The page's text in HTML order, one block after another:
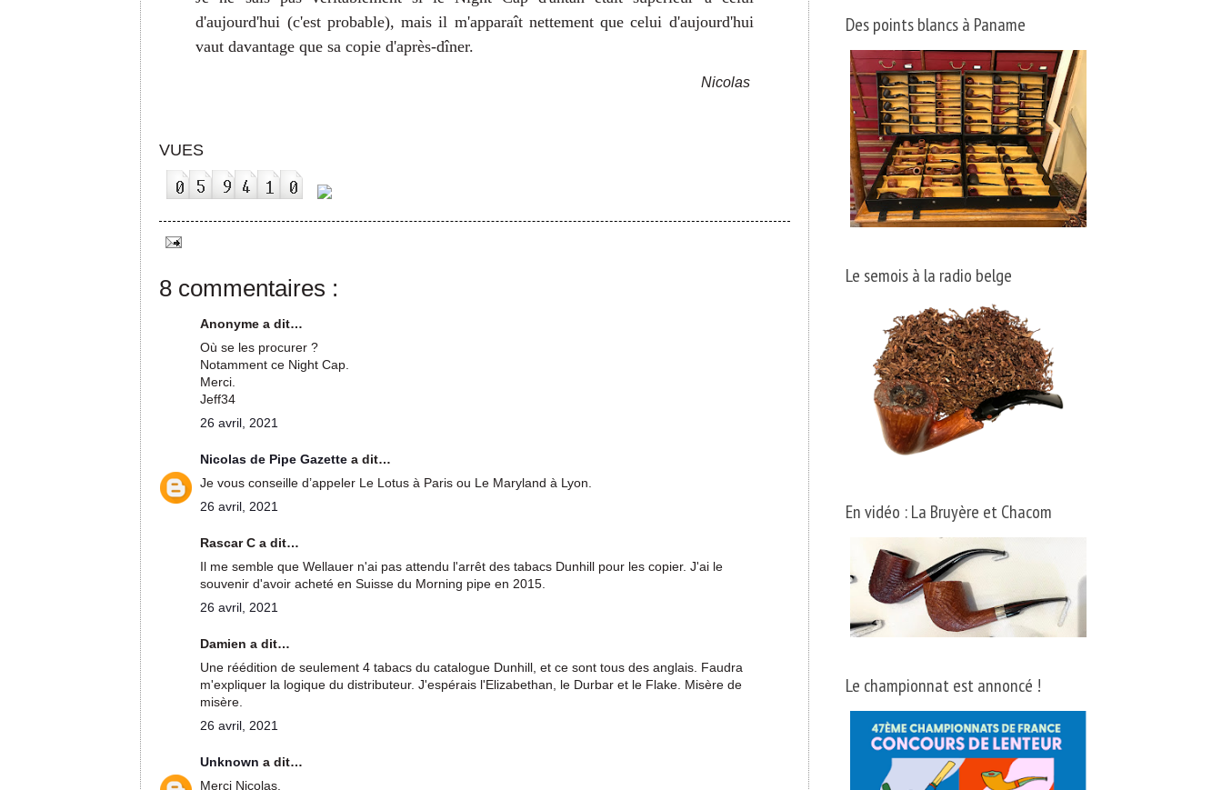
d'aujourd'hui (c'est probable), mais il m'apparaît nettement que celui d'aujourd'hui
vaut davantage que sa copie d'après-dîner.
Nicolas
VUES
8 commentaires :
Anonyme a dit…
Où se les procurer ?
Notamment ce Night Cap.
Merci.
Jeff34
26 avril, 2021
Nicolas de Pipe Gazettea dit…
Je vous conseille d’appeler Le Lotus à Paris ou Le Maryland à Lyon.
26 avril, 2021
Rascar C a dit…
Il me semble que Wellauer n'ai pas attendu l'arrêt des tabacs Dunhill pour les copier. J'ai le
souvenir d'avoir acheté en Suisse du Morning pipe en 2015.
26 avril, 2021
Damien a dit…
Une réédition de seulement 4 tabacs du catalogue Dunhill, et ce sont tous des anglais. Faudra
m'expliquer la logique du distributeur. J'espérais l'Elizabethan, le Durbar et le Flake. Misère de
misère.
26 avril, 2021
Unknowna dit…
Merci Nicolas.
Des points blancs à Paname
Le semois à la radio belge
En vidéo : La Bruyère et Chacom
Le championnat est annoncé !